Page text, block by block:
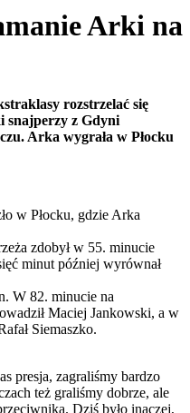
Arki na
rozstrzelać się
snajperzy z Gdyni
Arka wygrała w Płocku
w Płocku, gdzie Arka
zdobył w 55. minucie
minut później wyrównał
W 82. minucie na
Maciej Jankowski, a w
Siemaszko.
presja, zagraliśmy bardzo
też graliśmy dobrze, ale
Dziś było inaczej,